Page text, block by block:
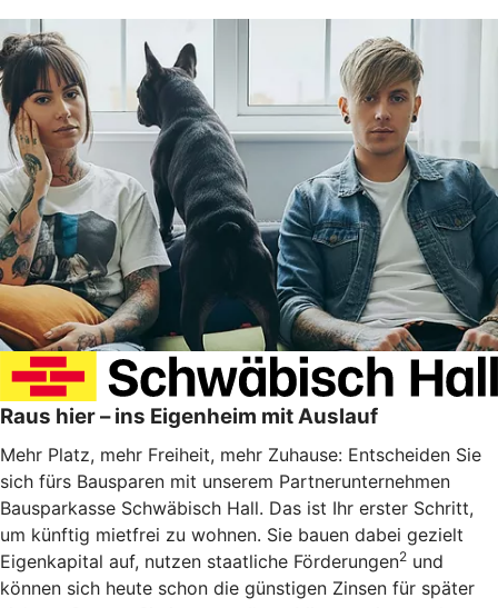
Raus hier – ins Eigenheim mit Auslauf
Mehr Platz, mehr Freiheit, mehr Zuhause: Entscheiden Sie
sich fürs Bausparen mit unserem Partnerunternehmen
Bausparkasse Schwäbisch Hall. Das ist Ihr erster Schritt,
um künftig mietfrei zu wohnen. Sie bauen dabei gezielt
Eigenkapital auf, nutzen staatliche Förderungen2 und
können sich heute schon die günstigen Zinsen für später